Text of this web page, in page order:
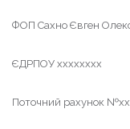
ФОП Сахно Євген
ЄДРПОУ хххххххх
Поточний рахунок